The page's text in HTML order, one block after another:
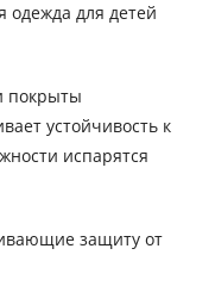
одежда для детей
покрыты
устойчивость к
испарятся
защиту от